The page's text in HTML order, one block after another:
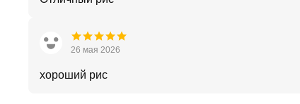
26 мая 2026
хороший рис